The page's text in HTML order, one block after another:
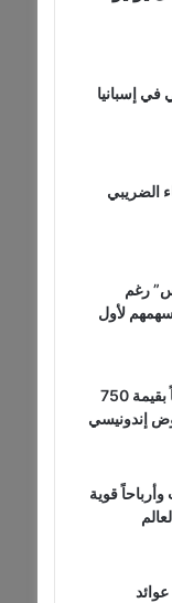
في إسبانيا
الضريبي
رغم
لأول
البنك الدولي يقدم ضماناً بقيمة 750
إندونيسي
قوية